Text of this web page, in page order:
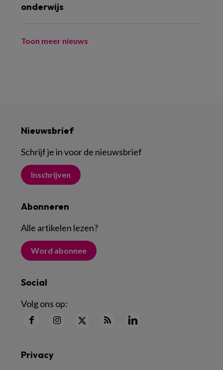
onderwijs
Toon meer nieuws
Nieuwsbrief
Schrijf je in voor de nieuwsbrief
Inschrijven
Abonneren
Alle artikelen lezen?
Word abonnee
Social
Volg ons op:
Privacy